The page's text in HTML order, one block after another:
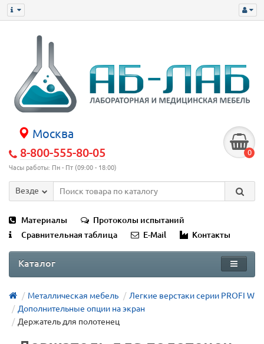
Москва
8-800-555-80-05
Часы работы: Пн - Пт (09:00 - 18:00)
0
Везде
Материалы
Протоколы испытаний
Сравнительная таблица
E-Mail Контакты
Каталог
Металлическая мебель
Легкие верстаки серии PROFI W
Дополнительные опции на экран
Держатель для полотенец